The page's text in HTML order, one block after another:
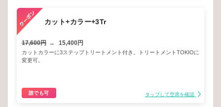
カット+カラー+3Tr
17,600円 → 15,400円
カットカラーに3ステップトリートメント付き。トリートメントTOKIOに
変更可。
誰でも可 タップして空席を確認